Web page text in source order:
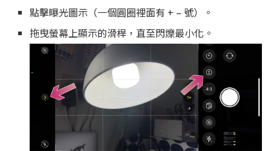
點擊曝光圖示（一個圓圈裡面有 + – 號）。
拖曳螢幕上顯示的滑桿，直至閃爍最小化。